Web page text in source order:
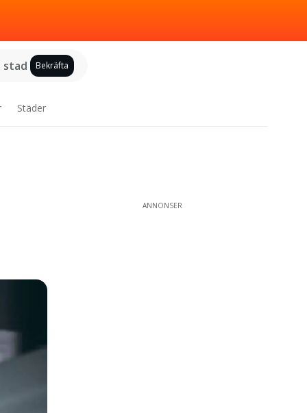
stad Bekräfta
Städer
ANNONSER